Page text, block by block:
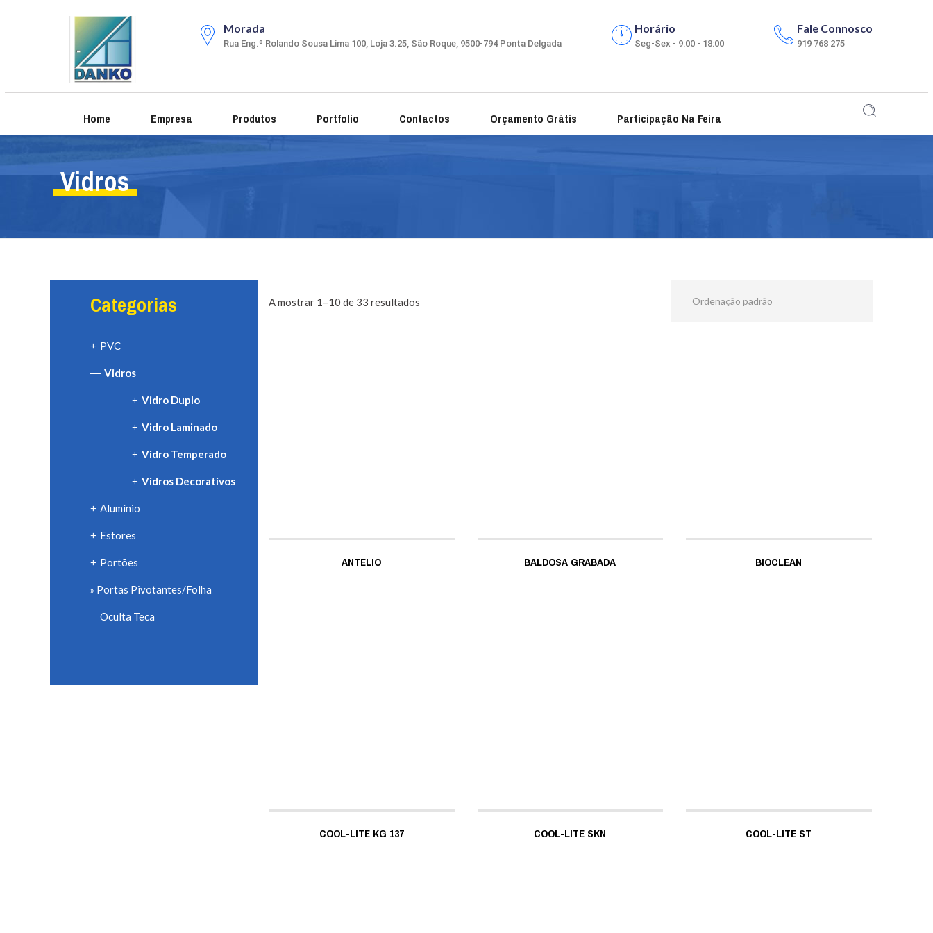
Morada
Rua Eng.º Rolando Sousa Lima 100, Loja 3.25, São Roque, 9500-794 Ponta Delgada
Horário
Seg-Sex - 9:00 - 18:00
Fale Connosco
919 768 275
Home Empresa Produtos Portfolio Contactos Orçamento Grátis Participação Na Feira
Vidros
Categorias
+ PVC
— Vidros
+ Vidro Duplo
+ Vidro Laminado
+ Vidro Temperado
+ Vidros Decorativos
+ Alumínio
+ Estores
+ Portões
Portas Pivotantes/Folha
Oculta Teca
A mostrar 1–10 de 33 resultados
ANTELIO BALDOSA GRABADA BIOCLEAN
COOL-LITE KG 137 COOL-LITE SKN COOL-LITE ST